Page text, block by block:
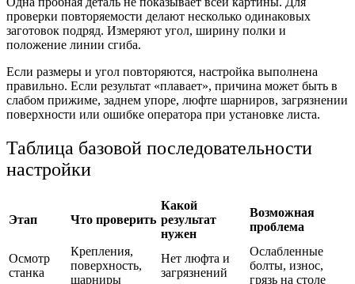
проверки повторяемости делают несколько одинаковых
заготовок подряд. Измеряют угол, ширину полки и
положение линии сгиба.
Если размеры и угол повторяются, настройка выполнена
правильно. Если результат «плавает», причина может быть в
слабом прижиме, заднем упоре, люфте шарниров, загрязнении
поверхности или ошибке оператора при установке листа.
Таблица базовой последовательности
настройки
Этап Что проверить
Какой
результат
нужен
Возможная
проблема
Осмотр
станка
Крепления,
поверхность,
шарниры
Нет люфта и
загрязнений
Ослабленные
болты, износ,
грязь на столе